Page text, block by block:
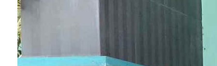
peserta didik memiliki cukup waktu dalam
memahami dan menguatkan konsep kompetensi
ajar. Selain itu, tenaga pendidik diberikan
untuk memilih perangkat ajar sehingga